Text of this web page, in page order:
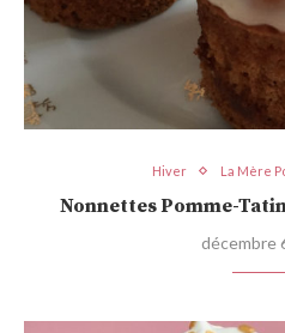
Hiver La Mère
Nonnettes Pomme-
décembre